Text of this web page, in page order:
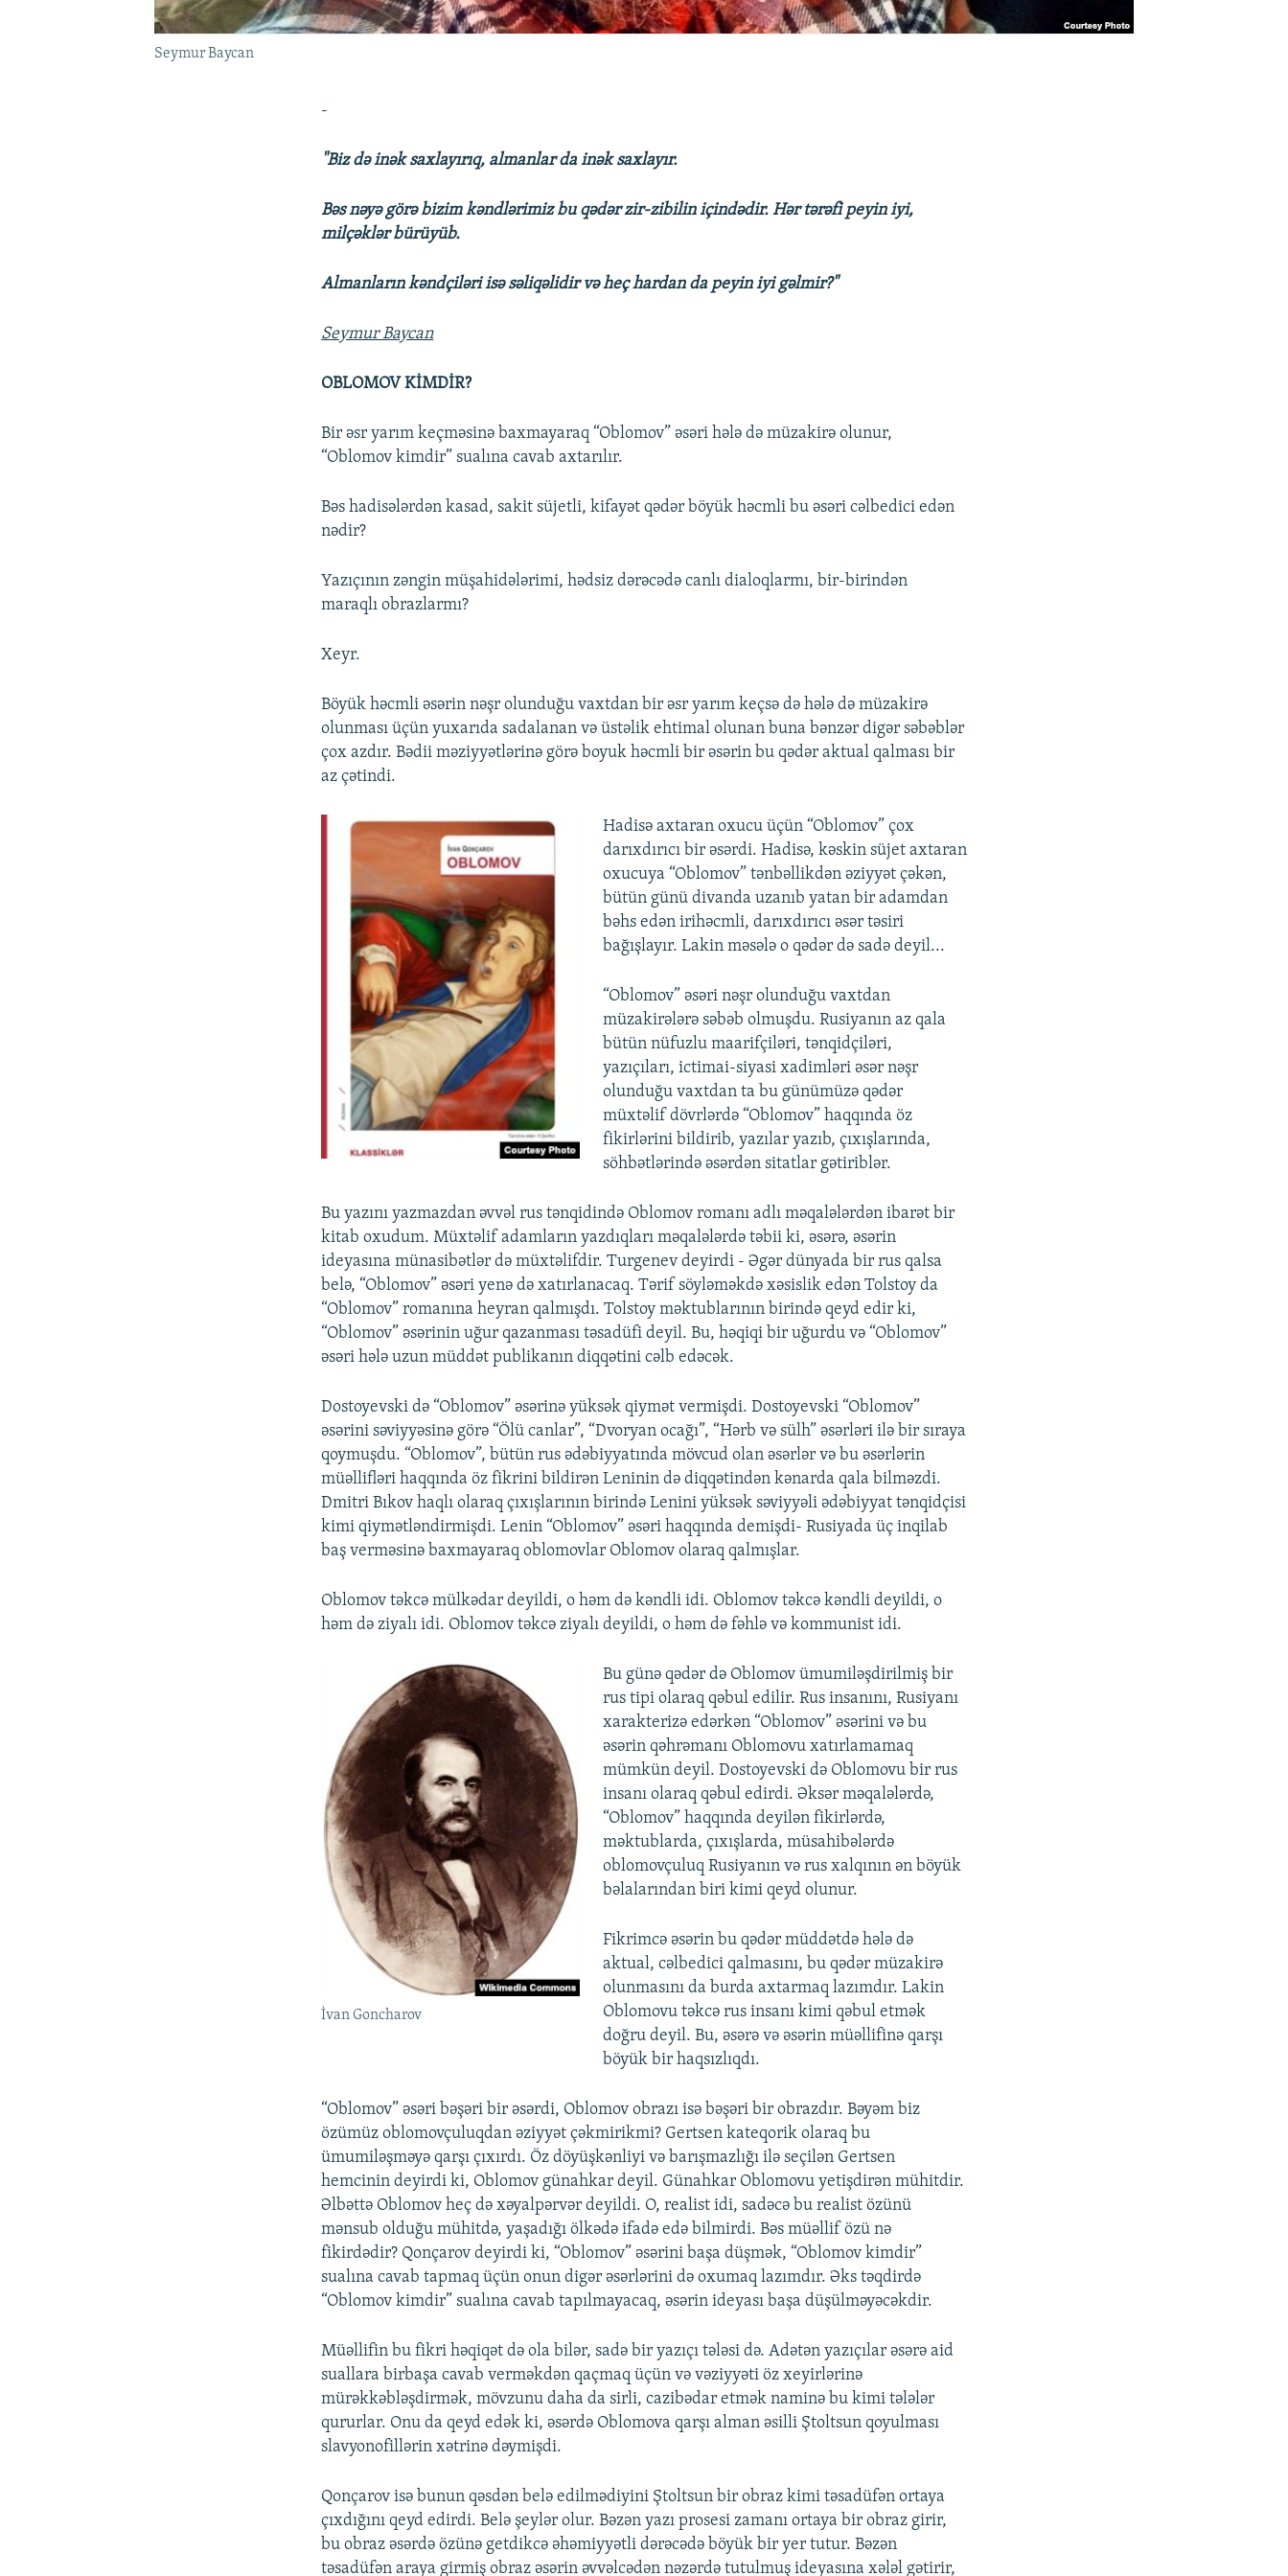
Seymur Baycan
-
"Biz də inək saxlayırıq, almanlar da inək saxlayır.
Bəs nəyə görə bizim kəndlərimiz bu qədər zir-zibilin içindədir. Hər tərəfi peyin iyi,
milçəklər bürüyüb.
Almanların kəndçiləri isə səliqəlidir və heç hardan da peyin iyi gəlmir?"
Seymur Baycan
OBLOMOV KİMDİR?
Bir əsr yarım keçməsinə baxmayaraq “Oblomov” əsəri hələ də müzakirə olunur,
“Oblomov kimdir” sualına cavab axtarılır.
Bəs hadisələrdən kasad, sakit süjetli, kifayət qədər böyük həcmli bu əsəri cəlbedici edən
nədir?
Yazıçının zəngin müşahidələrimi, hədsiz dərəcədə canlı dialoqlarmı, bir-birindən
maraqlı obrazlarmı?
Xeyr.
Böyük həcmli əsərin nəşr olunduğu vaxtdan bir əsr yarım keçsə də hələ də müzakirə
olunması üçün yuxarıda sadalanan və üstəlik ehtimal olunan buna bənzər digər səbəblər
çox azdır. Bədii məziyyətlərinə görə boyuk həcmli bir əsərin bu qədər aktual qalması bir
az çətindi.
Hadisə axtaran oxucu üçün “Oblomov” çox
darıxdırıcı bir əsərdi. Hadisə, kəskin süjet axtaran
oxucuya “Oblomov” tənbəllikdən əziyyət çəkən,
bütün günü divanda uzanıb yatan bir adamdan
bəhs edən irihəcmli, darıxdırıcı əsər təsiri
bağışlayır. Lakin məsələ o qədər də sadə deyil...
“Oblomov” əsəri nəşr olunduğu vaxtdan
müzakirələrə səbəb olmuşdu. Rusiyanın az qala
bütün nüfuzlu maarifçiləri, tənqidçiləri,
yazıçıları, ictimai-siyasi xadimləri əsər nəşr
olunduğu vaxtdan ta bu günümüzə qədər
müxtəlif dövrlərdə “Oblomov” haqqında öz
fikirlərini bildirib, yazılar yazıb, çıxışlarında,
söhbətlərində əsərdən sitatlar gətiriblər.
Bu yazını yazmazdan əvvəl rus tənqidində Oblomov romanı adlı məqalələrdən ibarət bir
kitab oxudum. Müxtəlif adamların yazdıqları məqalələrdə təbii ki, əsərə, əsərin
ideyasına münasibətlər də müxtəlifdir. Turgenev deyirdi - Əgər dünyada bir rus qalsa
belə, “Oblomov” əsəri yenə də xatırlanacaq. Tərif söyləməkdə xəsislik edən Tolstoy da
“Oblomov” romanına heyran qalmışdı. Tolstoy məktublarının birində qeyd edir ki,
“Oblomov” əsərinin uğur qazanması təsadüfi deyil. Bu, həqiqi bir uğurdu və “Oblomov”
əsəri hələ uzun müddət publikanın diqqətini cəlb edəcək.
Dostoyevski də “Oblomov” əsərinə yüksək qiymət vermişdi. Dostoyevski “Oblomov”
əsərini səviyyəsinə görə “Ölü canlar”, “Dvoryan ocağı”, “Hərb və sülh” əsərləri ilə bir sıraya
qoymuşdu. “Oblomov”, bütün rus ədəbiyyatında mövcud olan əsərlər və bu əsərlərin
müəllifləri haqqında öz fikrini bildirən Leninin də diqqətindən kənarda qala bilməzdi.
Dmitri Bıkov haqlı olaraq çıxışlarının birində Lenini yüksək səviyyəli ədəbiyyat tənqidçisi
kimi qiymətləndirmişdi. Lenin “Oblomov” əsəri haqqında demişdi- Rusiyada üç inqilab
baş verməsinə baxmayaraq oblomovlar Oblomov olaraq qalmışlar.
Oblomov təkcə mülkədar deyildi, o həm də kəndli idi. Oblomov təkcə kəndli deyildi, o
həm də ziyalı idi. Oblomov təkcə ziyalı deyildi, o həm də fəhlə və kommunist idi.
İvan Goncharov
Bu günə qədər də Oblomov ümumiləşdirilmiş bir
rus tipi olaraq qəbul edilir. Rus insanını, Rusiyanı
xarakterizə edərkən “Oblomov” əsərini və bu
əsərin qəhrəmanı Oblomovu xatırlamamaq
mümkün deyil. Dostoyevski də Oblomovu bir rus
insanı olaraq qəbul edirdi. Əksər məqalələrdə,
“Oblomov” haqqında deyilən fikirlərdə,
məktublarda, çıxışlarda, müsahibələrdə
oblomovçuluq Rusiyanın və rus xalqının ən böyük
bəlalarından biri kimi qeyd olunur.
Fikrimcə əsərin bu qədər müddətdə hələ də
aktual, cəlbedici qalmasını, bu qədər müzakirə
olunmasını da burda axtarmaq lazımdır. Lakin
Oblomovu təkcə rus insanı kimi qəbul etmək
doğru deyil. Bu, əsərə və əsərin müəllifinə qarşı
böyük bir haqsızlıqdı.
“Oblomov” əsəri bəşəri bir əsərdi, Oblomov obrazı isə bəşəri bir obrazdır. Bəyəm biz
özümüz oblomovçuluqdan əziyyət çəkmirikmi? Gertsen kateqorik olaraq bu
ümumiləşməyə qarşı çıxırdı. Öz döyüşkənliyi və barışmazlığı ilə seçilən Gertsen
hemcinin deyirdi ki, Oblomov günahkar deyil. Günahkar Oblomovu yetişdirən mühitdir.
Əlbəttə Oblomov heç də xəyalpərvər deyildi. O, realist idi, sadəcə bu realist özünü
mənsub olduğu mühitdə, yaşadığı ölkədə ifadə edə bilmirdi. Bəs müəllif özü nə
fikirdədir? Qonçarov deyirdi ki, “Oblomov” əsərini başa düşmək, “Oblomov kimdir”
sualına cavab tapmaq üçün onun digər əsərlərini də oxumaq lazımdır. Əks təqdirdə
“Oblomov kimdir” sualına cavab tapılmayacaq, əsərin ideyası başa düşülməyəcəkdir.
Müəllifin bu fikri həqiqət də ola bilər, sadə bir yazıçı tələsi də. Adətən yazıçılar əsərə aid
suallara birbaşa cavab verməkdən qaçmaq üçün və vəziyyəti öz xeyirlərinə
mürəkkəbləşdirmək, mövzunu daha da sirli, cazibədar etmək naminə bu kimi tələlər
qururlar. Onu da qeyd edək ki, əsərdə Oblomova qarşı alman əsilli Ştoltsun qoyulması
slavyonofillərin xətrinə dəymişdi.
Qonçarov isə bunun qəsdən belə edilmədiyini Ştoltsun bir obraz kimi təsadüfən ortaya
çıxdığını qeyd edirdi. Belə şeylər olur. Bəzən yazı prosesi zamanı ortaya bir obraz girir,
bu obraz əsərdə özünə getdikcə əhəmiyyətli dərəcədə böyük bir yer tutur. Bəzən
təsadüfən araya girmiş obraz əsərin əvvəlcədən nəzərdə tutulmuş ideyasına xələl gətirir,